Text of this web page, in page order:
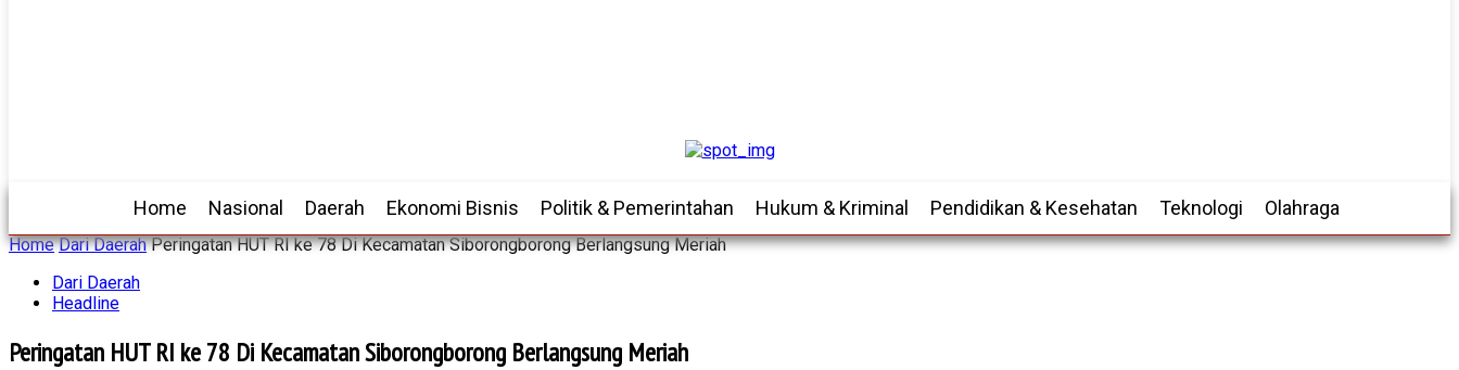
Home Nasional Daerah Ekonomi Bisnis Politik & Pemerintahan Hukum & Kriminal Pendidikan & Kesehatan Teknologi Olahraga
Home Dari Daerah Peringatan HUT RI ke 78 Di Kecamatan Siborongborong Berlangsung Meriah
Dari Daerah
Headline
Peringatan HUT RI ke 78 Di Kecamatan Siborongborong Berlangsung Meriah